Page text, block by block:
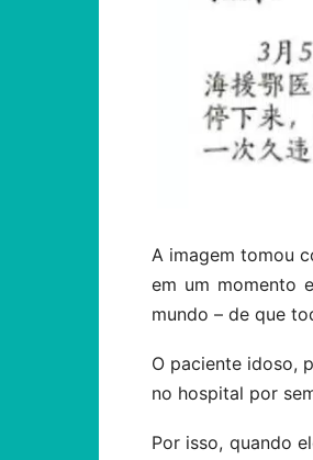
A imagem tomou
em um momento
mundo – de que
O paciente idoso,
no hospital por
Por isso, quando